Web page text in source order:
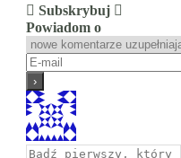
Subskrybuj
Powiadom o